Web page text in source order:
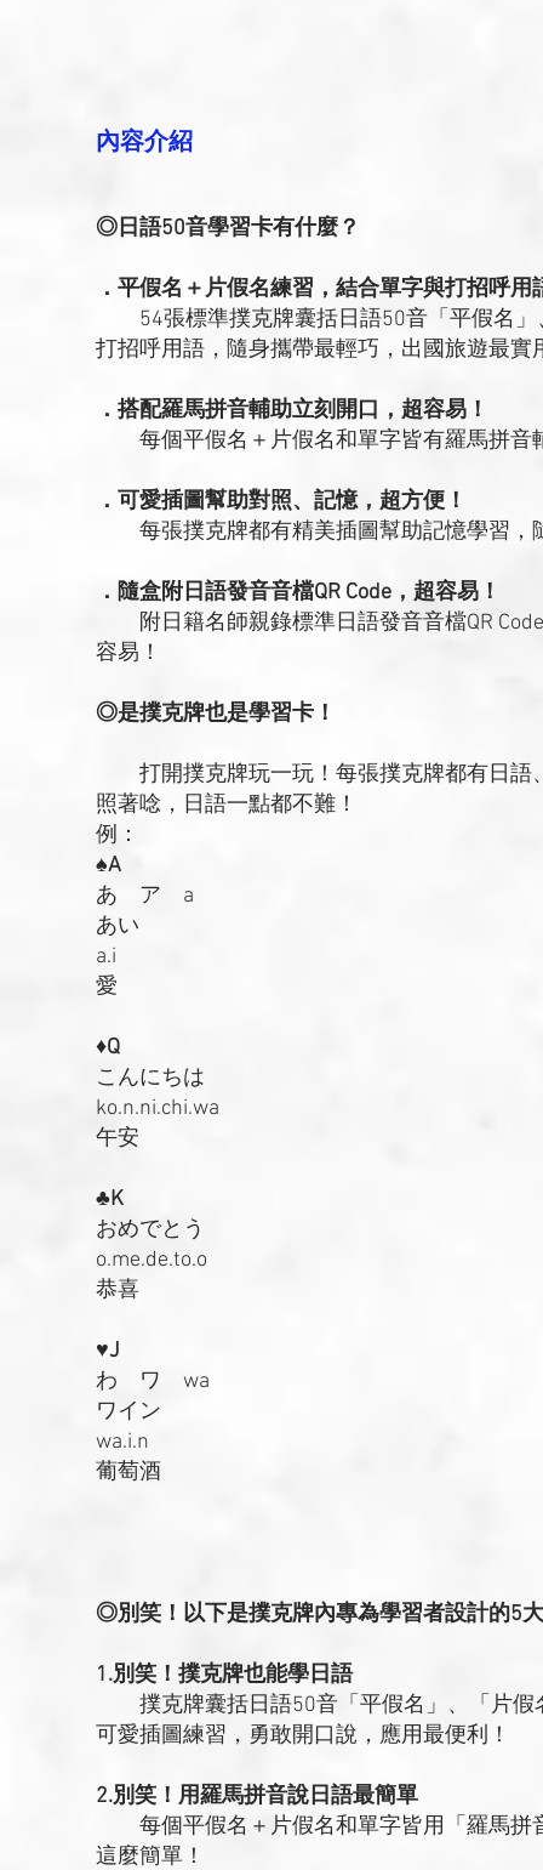
內容介紹
◎日語50音學習卡有什麼？
．平假名＋片假名練習，結合單字與打招呼用
54張標準撲克牌囊括日語50音「平假名」
打招呼用語，隨身攜帶最輕巧，出國旅遊最實
．搭配羅馬拼音輔助立刻開口，超容易！
每個平假名＋片假名和單字皆有羅馬拼音
．可愛插圖幫助對照、記憶，超方便！
每張撲克牌都有精美插圖幫助記憶學習，
．隨盒附日語發音音檔QR Code，超容易！
附日籍名師親錄標準日語發音音檔QR
容易！
◎是撲克牌也是學習卡！
打開撲克牌玩一玩！每張撲克牌都有日語
照著唸，日語一點都不難！
例：
♠A
あ ア a
あい
a.i
愛
♦Q
こんにちは
ko.n.ni.chi.wa
午安
♣K
おめでとう
o.me.de.to.o
恭喜
♥J
わ ワ wa
ワイン
wa.i.n
葡萄酒
◎別笑！以下是撲克牌內專為學習者設計的5
1.別笑！撲克牌也能學日語
撲克牌囊括日語50音「平假名」、「片假
可愛插圖練習，勇敢開口說，應用最便利！
2.別笑！用羅馬拼音說日語最簡單
每個平假名＋片假名和單字皆用「羅馬拼
這麼簡單！